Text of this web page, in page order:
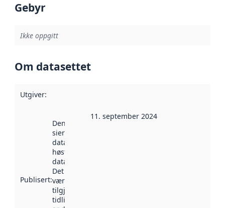
Gebyr
Ikke oppgitt
Om datasettet
Utgiver:
Publisert:
Denne datoen
sier når
datasettet ble
høstet av
data.norge.no.
Det kan ha
vært
tilgjengelig
tidligere
11. september 2024